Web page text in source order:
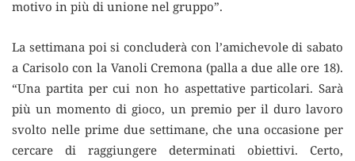
motivo in più di unione nel gruppo”.
La settimana poi si concluderà con l’amichevole di sabato
a Carisolo con la Vanoli Cremona (palla a due alle ore 18).
“Una partita per cui non ho aspettative particolari. Sarà
più un momento di gioco, un premio per il duro lavoro
svolto nelle prime due settimane, che una occasione per
cercare di raggiungere determinati obiettivi. Certo,